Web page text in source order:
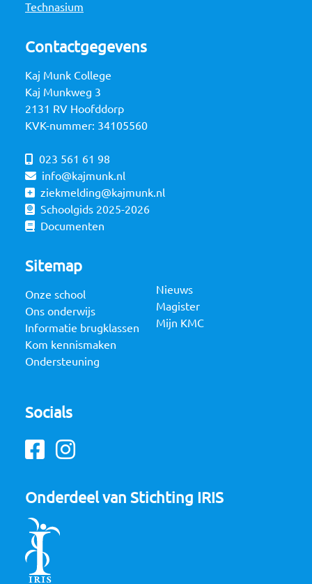
Technasium
Contactgegevens
Kaj Munk College
Kaj Munkweg 3
2131 RV Hoofddorp
KVK-nummer: 34105560
023 561 61 98
info@kajmunk.nl
ziekmelding@kajmunk.nl
Schoolgids 2025-2026
Documenten
Sitemap
Onze school
Ons onderwijs
Informatie brugklassen
Kom kennismaken
Ondersteuning
Nieuws
Magister
Mijn KMC
Socials
Facebook
Instagram
Onderdeel van Stichting IRIS